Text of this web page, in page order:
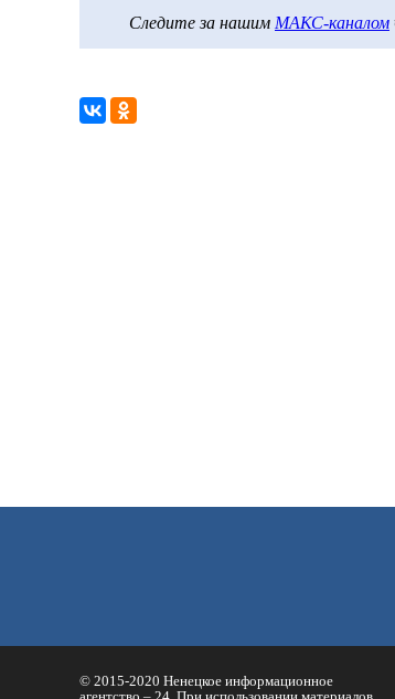
Следите за нашим МАКС-каналом
© 2015-2020 Ненецкое информационное